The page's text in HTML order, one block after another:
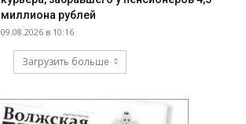
миллиона рублей
09.08.2026 в 10:16
Загрузить больше